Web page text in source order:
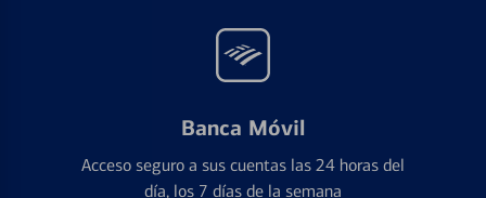
Banca Móvil
Acceso seguro a sus cuentas las 24 horas del
día, los 7 días de la semana